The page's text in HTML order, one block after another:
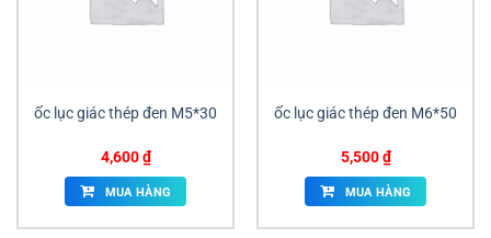
ốc lục giác thép đen M5*30
4,600₫
MUA HÀNG
ốc lục giác thép đen M6*50
5,500₫
MUA HÀNG